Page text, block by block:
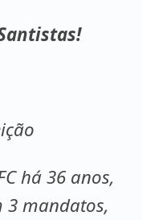
há 36 anos,
3 mandatos,